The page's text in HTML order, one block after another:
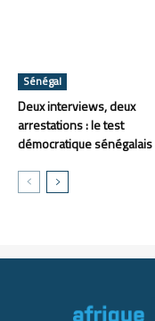
Sénégal
Deux interviews, deux
arrestations : le test
démocratique sénégalais